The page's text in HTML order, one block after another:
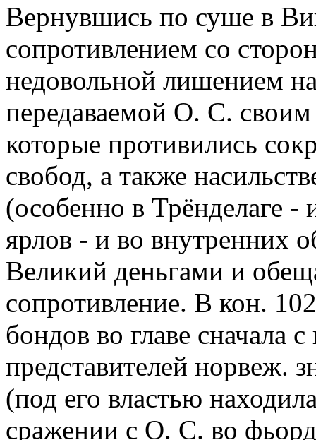
Вернувшись по суше в
сопротивлением со
недовольной лишением
передаваемой О. С.
которые противились
свобод, а также
(особенно в Трёнделаге -
ярлов - и во внутренних
Великий деньгами и
сопротивление. В кон.
бондов во главе сначала
представителей норвеж.
(под его властью
сражении с О. С. во